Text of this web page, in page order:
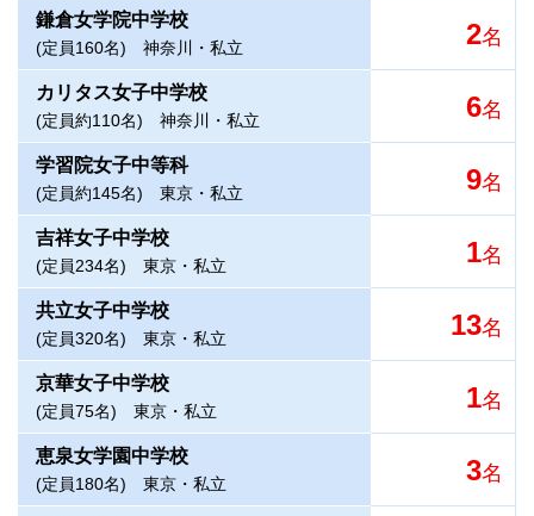
鎌倉女学院中学校
(定員160名) 神奈川・私立 2名
カリタス女子中学校
(定員約110名) 神奈川・私立 6名
学習院女子中等科
(定員約145名) 東京・私立 9名
吉祥女子中学校
(定員234名) 東京・私立 1名
共立女子中学校
(定員320名) 東京・私立 13名
京華女子中学校
(定員75名) 東京・私立 1名
恵泉女学園中学校
(定員180名) 東京・私立 3名